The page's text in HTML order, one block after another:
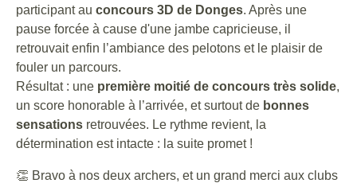
participant au concours 3D de Donges. Après une
pause forcée à cause d'une jambe capricieuse, il
retrouvait enfin l’ambiance des pelotons et le plaisir de
fouler un parcours.
Résultat : une première moitié de concours très solide,
un score honorable à l’arrivée, et surtout de bonnes
sensations retrouvées. Le rythme revient, la
détermination est intacte : la suite promet !
👏 Bravo à nos deux archers, et un grand merci aux clubs